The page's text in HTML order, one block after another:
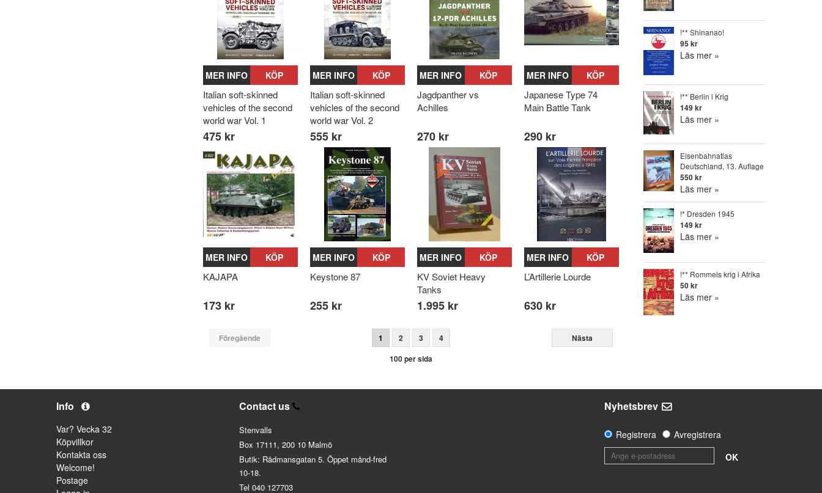
MER INFO KÖP
Italian soft-skinned
vehicles of the second
world war Vol. 1
475 kr
MER INFO KÖP
Italian soft-skinned
vehicles of the second
world war Vol. 2
555 kr
MER INFO KÖP
Jagdpanther vs
Achilles
270 kr
MER INFO KÖP
Japanese Type 74
Main Battle Tank
290 kr
MER INFO KÖP
KAJAPA
173 kr
MER INFO KÖP
Keystone 87
255 kr
MER INFO KÖP
KV Soviet Heavy
Tanks
1.995 kr
MER INFO KÖP
L’Artillerie Lourde
630 kr
Föregående 1 2 3 4
Nästa
100 per sida
!** Shinanao!
95 kr
Läs mer »
!** Berlin i Krig
149 kr
Läs mer »
Eisenbahnatlas
Deutschland, 13. Auflage
550 kr
Läs mer »
!* Dresden 1945
149 kr
Läs mer »
!** Rommels krig i Afrika
50 kr
Läs mer »
Info
Var? Vecka 32
Köpvillkor
Kontakta oss
Welcome!
Postage
Contact us
Stenvalls
Box 17111, 200 10 Malmö
Butik: Rådmansgatan 5. Öppet månd-fred
10-18.
Tel 040 127703
Nyhetsbrev
Registrera
Avregistrera
OK